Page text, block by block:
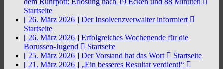
dem Ruhrpott: Erlösung nach 19 Ecken und 88 Minuten
Startseite
[ 26. März 2026 ] Der Insolvenzverwalter informiert
Startseite
[ 26. März 2026 ] Erfolgreiches Wochenende für die
Borussen-Jugend
Startseite
[ 25. März 2026 ] Der Vorstand hat das Wort
Startseite
[ 21. März 2026 ] „Ein besseres Resultat verdient!“